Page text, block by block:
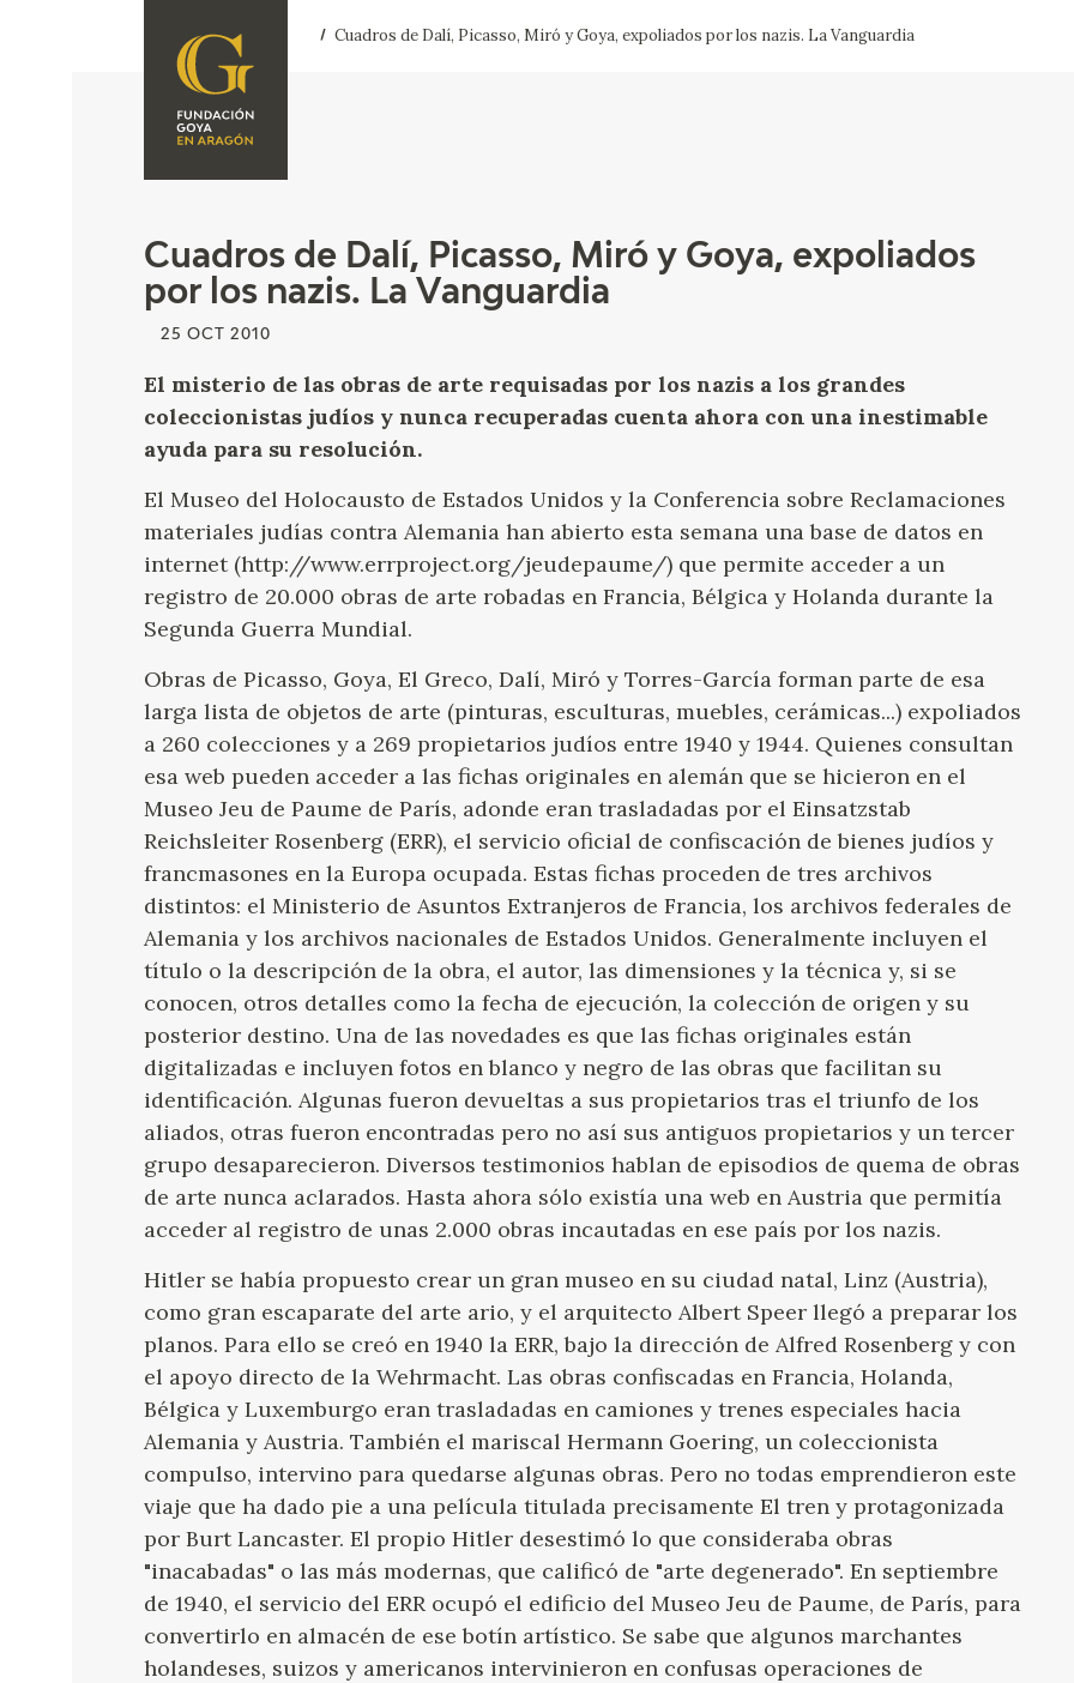
FOUNDATION
SOMOS
CORPORATE
ACTION
CONTACT
PREMIO ARAGÓN
GOYA
Cuadros de Dalí, Picasso, Miró y Goya, expoliados
por los nazis. La Vanguardia
25 OCT 2010
El misterio de las obras de arte requisadas por los nazis a los grandes
coleccionistas judíos y nunca recuperadas cuenta ahora con una inestimable
ayuda para su resolución.
El Museo del Holocausto de Estados Unidos y la Conferencia sobre Reclamaciones
materiales judías contra Alemania han abierto esta semana una base de datos en
internet (http://www.errproject.org/jeudepaume/) que permite acceder a un
registro de 20.000 obras de arte robadas en Francia, Bélgica y Holanda durante la
Segunda Guerra Mundial.
Obras de Picasso, Goya, El Greco, Dalí, Miró y Torres-García forman parte de esa
larga lista de objetos de arte (pinturas, esculturas, muebles, cerámicas...) expoliados
a 260 colecciones y a 269 propietarios judíos entre 1940 y 1944. Quienes consultan
esa web pueden acceder a las fichas originales en alemán que se hicieron en el
Museo Jeu de Paume de París, adonde eran trasladadas por el Einsatzstab
Reichsleiter Rosenberg (ERR), el servicio oficial de confiscación de bienes judíos y
francmasones en la Europa ocupada. Estas fichas proceden de tres archivos
distintos: el Ministerio de Asuntos Extranjeros de Francia, los archivos federales de
Alemania y los archivos nacionales de Estados Unidos. Generalmente incluyen el
título o la descripción de la obra, el autor, las dimensiones y la técnica y, si se
conocen, otros detalles como la fecha de ejecución, la colección de origen y su
posterior destino. Una de las novedades es que las fichas originales están
digitalizadas e incluyen fotos en blanco y negro de las obras que facilitan su
identificación. Algunas fueron devueltas a sus propietarios tras el triunfo de los
aliados, otras fueron encontradas pero no así sus antiguos propietarios y un tercer
grupo desaparecieron. Diversos testimonios hablan de episodios de quema de obras
de arte nunca aclarados. Hasta ahora sólo existía una web en Austria que permitía
acceder al registro de unas 2.000 obras incautadas en ese país por los nazis.
Hitler se había propuesto crear un gran museo en su ciudad natal, Linz (Austria),
como gran escaparate del arte ario, y el arquitecto Albert Speer llegó a preparar los
planos. Para ello se creó en 1940 la ERR, bajo la dirección de Alfred Rosenberg y con
el apoyo directo de la Wehrmacht. Las obras confiscadas en Francia, Holanda,
Bélgica y Luxemburgo eran trasladadas en camiones y trenes especiales hacia
Alemania y Austria. También el mariscal Hermann Goering, un coleccionista
compulso, intervino para quedarse algunas obras. Pero no todas emprendieron este
viaje que ha dado pie a una película titulada precisamente El tren y protagonizada
por Burt Lancaster. El propio Hitler desestimó lo que consideraba obras
"inacabadas" o las más modernas, que calificó de "arte degenerado". En septiembre
de 1940, el servicio del ERR ocupó el edificio del Museo Jeu de Paume, de París, para
convertirlo en almacén de ese botín artístico. Se sabe que algunos marchantes
holandeses, suizos y americanos intervinieron en confusas operaciones de
Cuadros de Dalí, Picasso, Miró y Goya, expoliados por los nazis. La Vanguardia